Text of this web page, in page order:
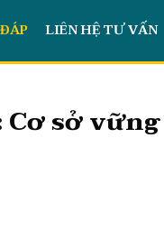
LIÊN HỆ TƯ VẤN
sở